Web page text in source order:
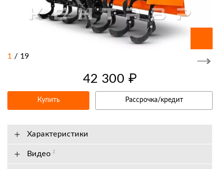
1 / 19
42 300 ₽
Купить Рассрочка/кредит
Характеристики
Видео2